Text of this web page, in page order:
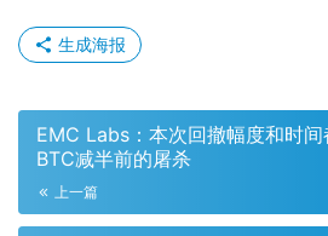
生成海报
EMC Labs：本次回撤幅度和时
BTC减半前的屠杀
上一篇